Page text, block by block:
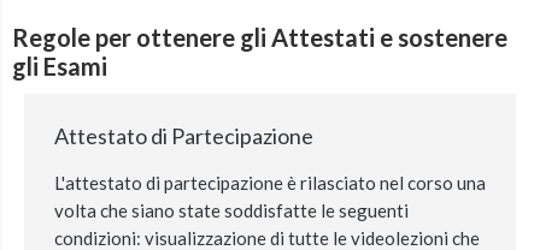
Regole per ottenere gli Attestati e sostenere
gli Esami
Attestato di Partecipazione
L'attestato di partecipazione è rilasciato nel corso una
volta che siano state soddisfatte le seguenti
condizioni: visualizzazione di tutte le videolezioni che